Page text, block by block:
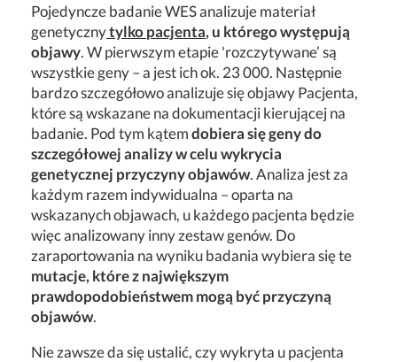
Pojedyncze badanie WES analizuje materiał
genetycznytylkopacjenta, u którego występują
objawy. W pierwszym etapie 'rozczytywane’ są
wszystkie geny – a jest ich ok. 23 000. Następnie
bardzo szczegółowo analizuje się objawy Pacjenta,
które są wskazane na dokumentacji kierującej na
badanie. Pod tym kątemdobiera się geny do
szczegółowej analizy w celu wykrycia
genetycznej przyczyny objawów. Analiza jest za
każdym razem indywidualna – oparta na
wskazanych objawach, u każdego pacjenta będzie
więc analizowany inny zestaw genów. Do
zaraportowania na wyniku badania wybiera się te
mutacje, które z największym
prawdopodobieństwem mogą być przyczyną
objawów.
Nie zawsze da się ustalić, czy wykryta u pacjenta